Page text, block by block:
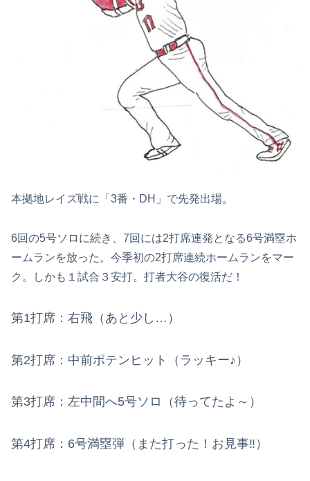
本拠地レイズ戦に「3番・DH」で先発出場。
6回の5号ソロに続き、7回には2打席連発となる6号満塁ホ
ームランを放った。今季初の2打席連続ホームランをマー
ク。しかも１試合３安打。打者大谷の復活だ！
第1打席：右飛（あと少し…）
第2打席：中前ポテンヒット（ラッキー♪）
第3打席：左中間へ5号ソロ（待ってたよ～）
第4打席：6号満塁弾（また打った！お見事‼）